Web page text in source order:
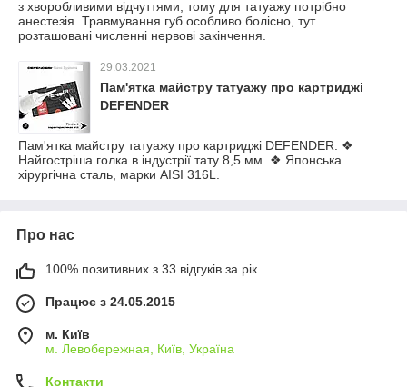
з хворобливими відчуттями, тому для татуажу потрібно
анестезія. Травмування губ особливо болісно, тут
розташовані численні нервові закінчення.
29.03.2021
Пам'ятка майстру татуажу про картриджі
DEFENDER
Пам'ятка майстру татуажу про картриджі DEFENDER: ❖
Найгостріша голка в індустрії тату 8,5 мм. ❖ Японська
хірургічна сталь, марки AISI 316L.
Про нас
100% позитивних з 33 відгуків за рік
Працює з 24.05.2015
м. Київ
м. Левобережная, Київ, Україна
Контакти